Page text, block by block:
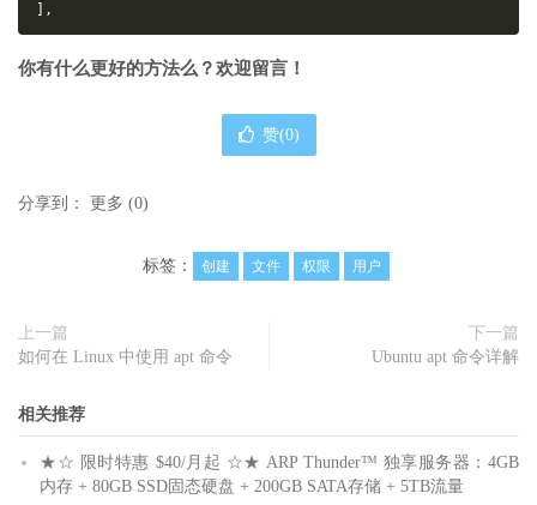
],
你有什么更好的方法么？欢迎留言！
赞(0)
分享到： 更多 (0)
标签： 创建 文件 权限 用户
上一篇
如何在 Linux 中使用 apt 命令
下一篇
Ubuntu apt 命令详解
相关推荐
★☆ 限时特惠 $40/月起 ☆★ ARP Thunder™ 独享服务器：4GB
内存 + 80GB SSD固态硬盘 + 200GB SATA存储 + 5TB流量